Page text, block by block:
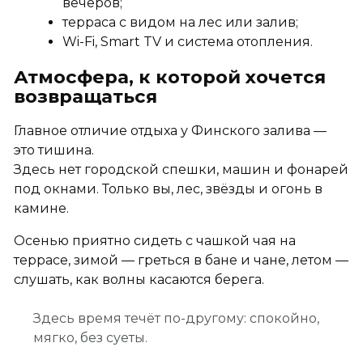
вечеров;
терраса с видом на лес или залив;
Wi-Fi, Smart TV и система отопления.
Атмосфера, к которой хочется
возвращаться
Главное отличие отдыха у Финского залива —
это тишина.
Здесь нет городской спешки, машин и фонарей
под окнами. Только вы, лес, звёзды и огонь в
камине.
Осенью приятно сидеть с чашкой чая на
террасе, зимой — греться в бане и чанe, летом —
слушать, как волны касаются берега.
Здесь время течёт по-другому: спокойно,
мягко, без суеты.